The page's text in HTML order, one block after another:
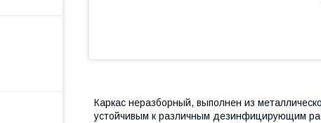
Каркас неразборный, выполнен из
устойчивым к различным дезинфицирующим